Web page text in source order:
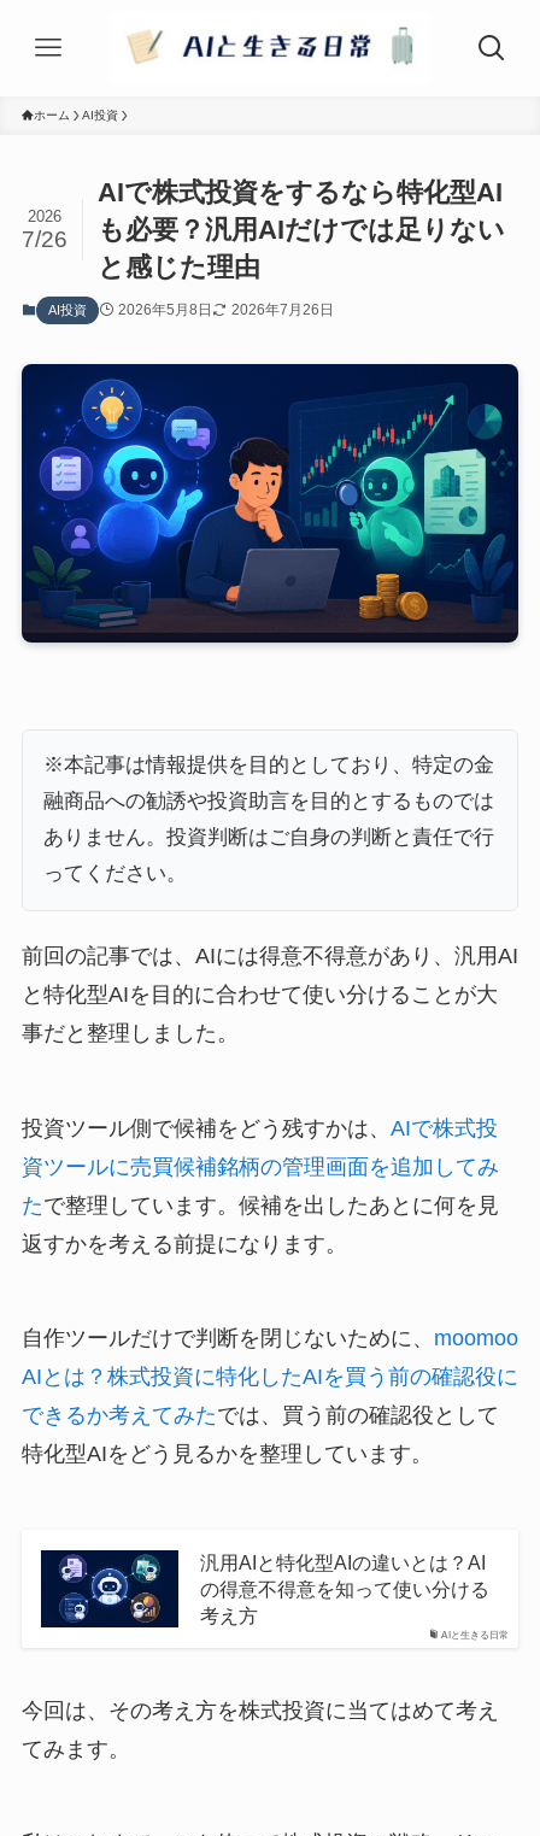
ホーム AI投資
AIで株式投資をするなら特化型AI
も必要？汎用AIだけでは足りない
と感じた理由
2026
7/26
AI投資 2026年5月8日 2026年7月26日
※本記事は情報提供を目的としており、特定の金
融商品への勧誘や投資助言を目的とするものでは
ありません。投資判断はご自身の判断と責任で行
ってください。
前回の記事では、AIには得意不得意があり、汎用AI
と特化型AIを目的に合わせて使い分けることが大
事だと整理しました。
投資ツール側で候補をどう残すかは、 AIで株式投
資ツールに売買候補銘柄の管理画面を追加してみ
たで整理しています。候補を出したあとに何を見
返すかを考える前提になります。
自作ツールだけで判断を閉じないために、 moomoo
AIとは？株式投資に特化したAIを買う前の確認役に
できるか考えてみたでは、買う前の確認役として
特化型AIをどう見るかを整理しています。
AIと生きる日常
汎用AIと特化型AIの違いとは？AI
の得意不得意を知って使い分ける
考え方
今回は、その考え方を株式投資に当てはめて考え
てみます。